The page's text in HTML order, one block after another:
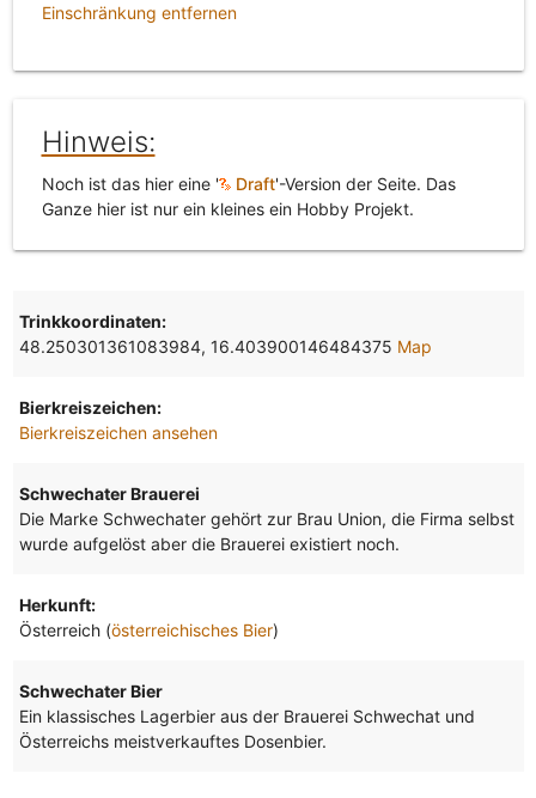
Einschränkung entfernen
Hinweis:
Noch ist das hier eine ' Draft'-Version der Seite. Das
Ganze hier ist nur ein kleines ein Hobby Projekt.
Trinkkoordinaten:
48.250301361083984, 16.403900146484375 Map
Bierkreiszeichen:
Bierkreiszeichen ansehen
Schwechater Brauerei
Die Marke Schwechater gehört zur Brau Union, die Firma selbst
wurde aufgelöst aber die Brauerei existiert noch.
Herkunft:
Österreich (österreichisches Bier)
Schwechater Bier
Ein klassisches Lagerbier aus der Brauerei Schwechat und
Österreichs meistverkauftes Dosenbier.